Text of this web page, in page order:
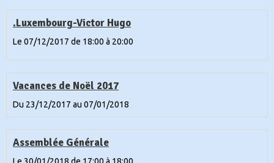
.Luxembourg-Victor Hugo
Le 07/12/2017 de 18:00 à 20:00
Vacances de Noël 2017
Du 23/12/2017 au 07/01/2018
Assemblée Générale
Le 30/01/2018 de 17:00 à 18:00